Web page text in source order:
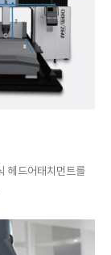
헤드어태치먼트를